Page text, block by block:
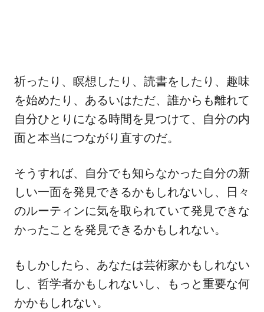
祈ったり、瞑想したり、読書をしたり、趣味
を始めたり、あるいはただ、誰からも離れて
自分ひとりになる時間を見つけて、自分の内
面と本当につながり直すのだ。
そうすれば、自分でも知らなかった自分の新
しい一面を発見できるかもしれないし、日々
のルーティンに気を取られていて発見できな
かったことを発見できるかもしれない。
もしかしたら、あなたは芸術家かもしれない
し、哲学者かもしれないし、もっと重要な何
かかもしれない。